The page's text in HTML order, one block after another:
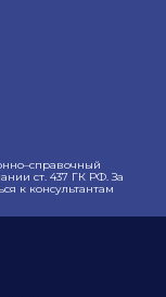
ст. 437 ГК РФ. За
к консультантам